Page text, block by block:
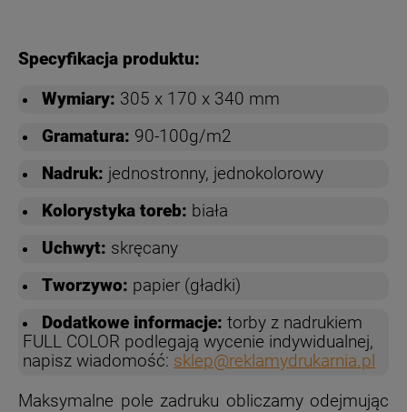
Specyfikacja produktu:
Wymiary: 305 x 170 x 340 mm
Gramatura: 90-100g/m2
Nadruk: jednostronny, jednokolorowy
Kolorystyka toreb: biała
Uchwyt: skręcany
Tworzywo: papier (gładki)
Dodatkowe informacje: torby z nadrukiem
FULL COLOR podlegają wycenie indywidualnej,
napisz wiadomość: sklep@reklamydrukarnia.pl
Maksymalne pole zadruku obliczamy odejmując